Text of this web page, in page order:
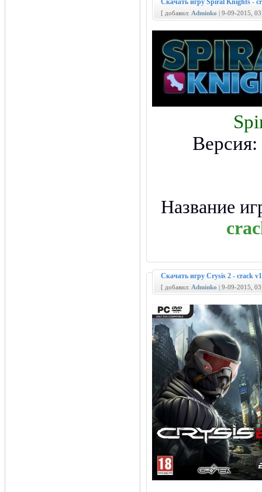
Скачать игру Spiral Knights -
[ добавил: Adminko | 9-09-2015,
Версия:
Название
Скачать игру Crysis 2 - crack
[ добавил: Adminko | 9-09-2015,